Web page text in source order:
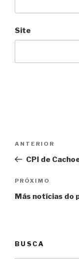
Site
Post
Anterior
ANTERIOR
CPI de
Próximo
PRÓXIMO
Más notícias do
BUSCA